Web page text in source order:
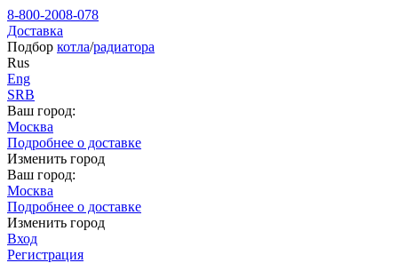
8-800-2008-078
Доставка
Подбор котла/радиатора
Rus
Eng
SRB
Ваш город:
Москва
Подробнее о доставке
Изменить город
Ваш город:
Москва
Подробнее о доставке
Изменить город
Вход
Регистрация